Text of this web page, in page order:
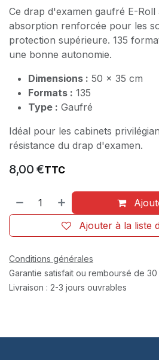
Ce drap d'examen gaufré E-
absorption renforcée pour les
protection supérieure. 135
une bonne autonomie.
Dimensions : 50 x 35 cm
Formats : 135
Type : Gaufré
Idéal pour les cabinets
résistance du drap d'examen.
8,00 €TTC
Ajouter à la liste
Conditions générales
Garantie satisfait ou remboursé de 30
Livraison : 2-3 jours ouvrables